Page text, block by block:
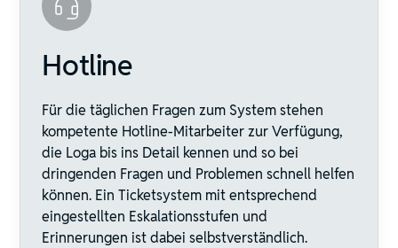
Hotline
Für die täglichen Fragen zum System stehen
kompetente Hotline-Mitarbeiter zur Verfügung,
die Loga bis ins Detail kennen und so bei
dringenden Fragen und Problemen schnell helfen
können. Ein Ticketsystem mit entsprechend
eingestellten Eskalationsstufen und
Erinnerungen ist dabei selbstverständlich.